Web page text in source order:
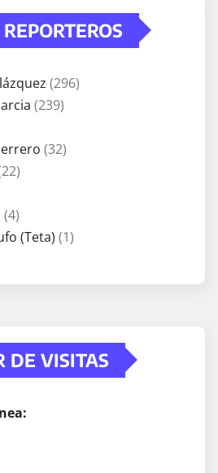
(296)
(239)
(32)
(4)
(Teta) (1)
DE VISITAS